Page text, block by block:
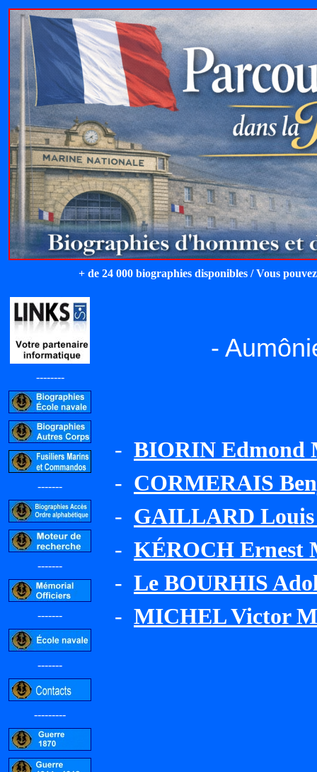
+ de 24 000 biographies disponibles / Vous
--------
-------
-------
-------
-------
---------
-
- BIORIN Edmond
- CORMERAIS
- GAILLARD Louis
- KÉROCH Ernest
- Le BOURHIS
- MICHEL Victor